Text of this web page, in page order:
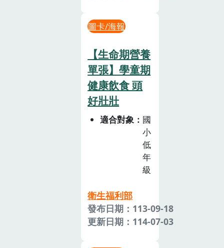
圖卡/海報
【生命期營養
單張】學童期
健康飲食 頭
好壯壯
適合對象
國
小
低
年
級
衛生福利部
發布日期：113-09-18
更新日期：114-07-03